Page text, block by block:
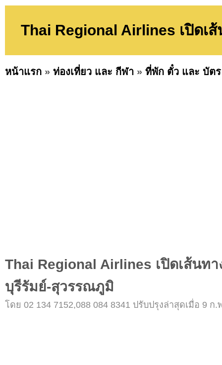
Thai Regional Airlines เปิด
หน้าแรก » ท่องเที่ยว และ กีฬา » ที่พัก ตั๋ว และ บัตร
Thai Regional Airlines เปิดเส้นท
บุรีรัมย์-สุวรรณภูมิ
โดย 02 134 7152,088 084 8341 ปรับปรุงล่าสุดเมื่อ 9 ก.